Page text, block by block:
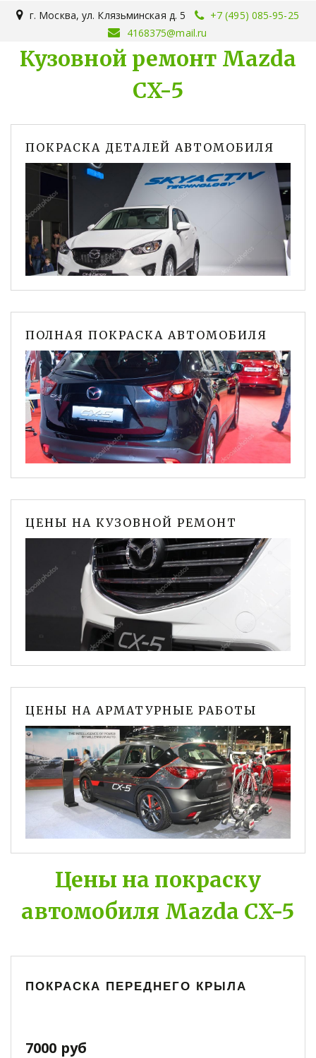
г. Москва,ул. Клязьминская д. 5
+7 (495) 085-95-25
4168375@mail.ru
Кузовной ремонт Mazda
CX-5
ПОКРАСКА ДЕТАЛЕЙ АВТОМОБИЛЯ
ПОЛНАЯ ПОКРАСКА АВТОМОБИЛЯ
ЦЕНЫ НА КУЗОВНОЙ РЕМОНТ
ЦЕНЫ НА АРМАТУРНЫЕ РАБОТЫ
Цены на покраску
автомобиля Mazda CX-5
ПОКРАСКА ПЕРЕДНЕГО КРЫЛА
7000 руб